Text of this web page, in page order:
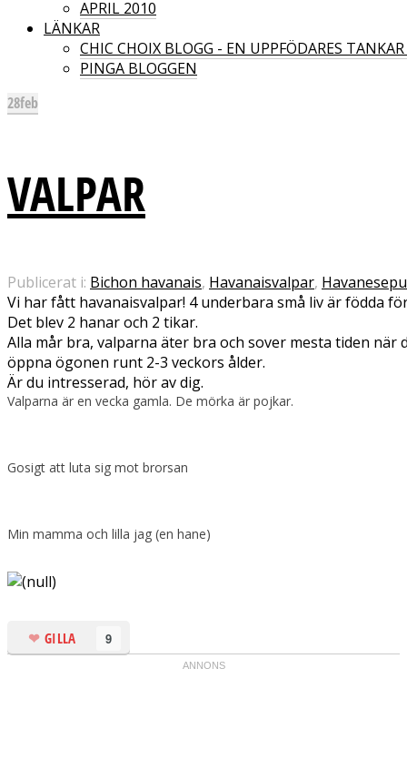
APRIL 2010
LÄNKAR
CHIC CHOIX BLOGG - EN UPPFÖDARES
PINGA BLOGGEN
28feb
VALPAR
Publicerat i: Bichon havanais, Havanaisvalpar,
Vi har fått havanaisvalpar! 4 underbara små liv är födda
Det blev 2 hanar och 2 tikar.
Alla mår bra, valparna äter bra och sover mesta tiden
öppna ögonen runt 2-3 veckors ålder.
Är du intresserad, hör av dig.
Valparna är en vecka gamla. De mörka är pojkar.
Gosigt att luta sig mot brorsan
Min mamma och lilla jag (en hane)
9
GILLA